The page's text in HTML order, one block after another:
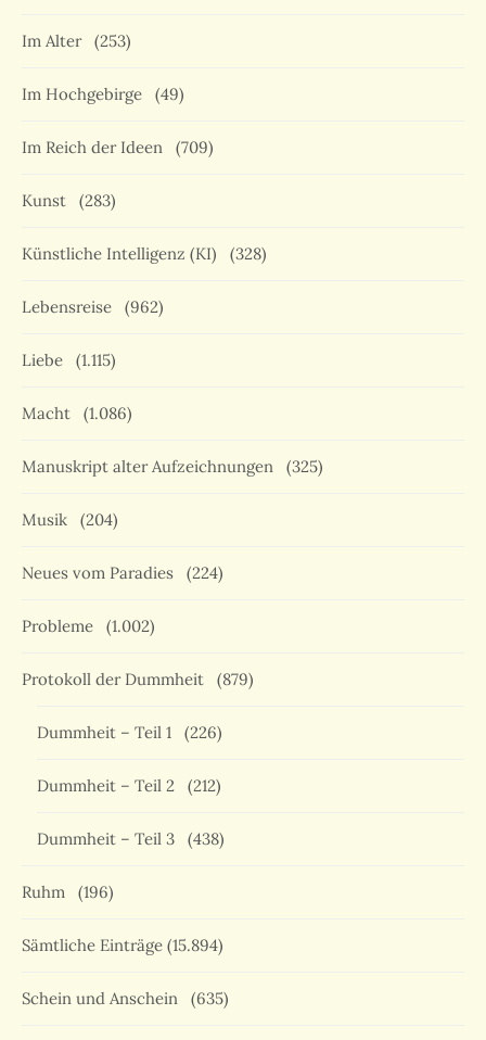
Im Alter (253)
Im Hochgebirge (49)
Im Reich der Ideen (709)
Kunst (283)
Künstliche Intelligenz (KI) (328)
Lebensreise (962)
Liebe (1.115)
Macht (1.086)
Manuskript alter Aufzeichnungen (325)
Musik (204)
Neues vom Paradies (224)
Probleme (1.002)
Protokoll der Dummheit (879)
Dummheit – Teil 1 (226)
Dummheit – Teil 2 (212)
Dummheit – Teil 3 (438)
Ruhm (196)
Sämtliche Einträge (15.894)
Schein und Anschein (635)